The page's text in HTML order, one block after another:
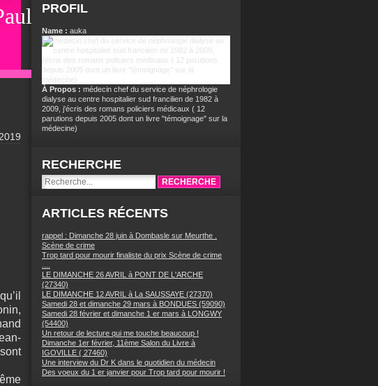
PROFIL
Name : auka
À Propos : médecin chef du service de néphrologie
dialyse au centre hospitalier sud francilien de 1982 à
2009, j'écris des romans policiers médicaux ( 12
parutions depuis 2005 dont un livre "témoignage" sur la
médecine)
RECHERCHE
ARTICLES RÉCENTS
rappel : Dimanche 28 juin à Dombasle sur Meurthe .
Scène de crime
Trop tard pour mourir finaliste du prix Scène de crime
LE DIMANCHE 26 AVRIL à PONT DE L'ARCHE
(27340)
LE DIMANCHE 12 AVRIL à La SAUSSAYE (27370)
Samedi 28 et dimanche 29 mars à BONDUES (59090)
Samedi 28 février et dimanche 1 er mars à LONGWY
(54400)
Un retour de lecture qui me touche beaucoup !
Dimanche 1er février, 11ème Salon du Livre à
IGOVILLE ( 27460)
Une interview du Dr K dans le quotidien du médecin
Des voeux du 1 er janvier pour Trop tard pour mourir !